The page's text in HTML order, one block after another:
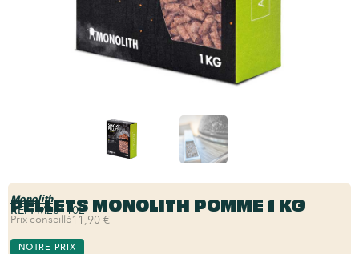
Monolith
PELLETS MONOLITH POMME 1 KG
REF:M201102
Prix conseillé11,90 €
NOTRE PRIX